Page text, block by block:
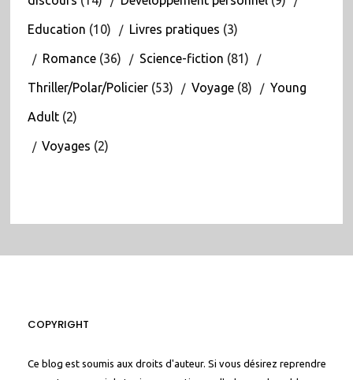
Education (10) Livres pratiques (3)
Romance(36) Science-fiction (81)
Thriller/Polar/Policier(53) Voyage(8) Young
Adult(2)
Voyages (2)
COPYRIGHT
Ce blog est soumis aux droits d'auteur. Si vous désirez reprendre